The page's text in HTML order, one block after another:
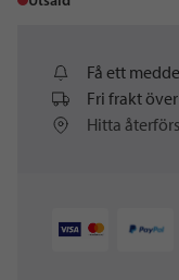
Få ett
Fri frakt över
Hitta